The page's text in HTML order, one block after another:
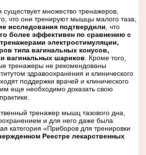
множество тренажеров,
что они тренируют мышцы малого таза,
исследования подтвердили , что
более эффективен по сравнению с
электростимуляции,
типа вагинальных конусов,
вагинальных шариков . Кроме того,
тренажеры не рекомендованы
здравоохранения и клинического
поддержки врачей и клинического
им еще необходимо доказать свою
тренажер мышц тазового дна,
и для него даже была
категория «Приборов для тренировки
Реестре лекарственных